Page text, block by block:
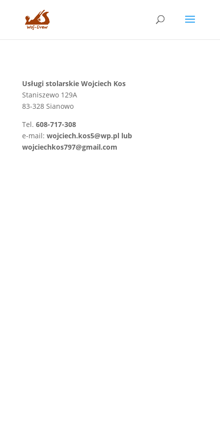
Usługi stolarskie Wojciech Kos
Staniszewo 129A
83-328 Sianowo
Tel. 608-717-308
e-mail: wojciech.kos5@wp.pl lub
wojciechkos797@gmail.com